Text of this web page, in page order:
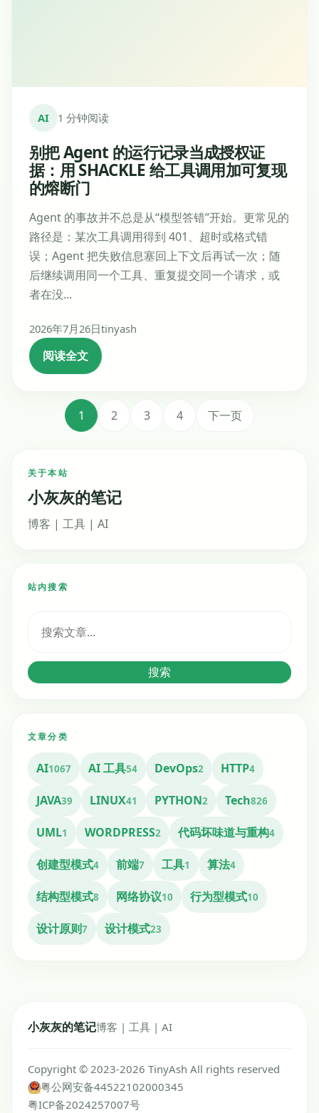
AI 1 分钟阅读
别把 Agent 的运行记录当成授权证
据：用 SHACKLE 给工具调用加可复现
的熔断门
Agent 的事故并不总是从“模型答错”开始。更常见的
路径是：某次工具调用得到 401、超时或格式错
误；Agent 把失败信息塞回上下文后再试一次；随
后继续调用同一个工具、重复提交同一个请求，或
者在没...
2026年7月26日tinyash
阅读全文
1 2 3 4 下一页
关于本站
小灰灰的笔记
博客 | 工具 | AI
站内搜索
索：
搜索
文章分类
AI1067 AI 工具54 DevOps2 HTTP4
JAVA39 LINUX41 PYTHON2 Tech826
UML1 WORDPRESS2 代码坏味道与重构4
创建型模式4 前端7 工具1 算法4
结构型模式8 网络协议10 行为型模式10
设计原则7 设计模式23
小灰灰的笔记博客 | 工具 | AI
Copyright © 2023-2026 TinyAsh All rights reserved
粤公网安备44522102000345
粤ICP备2024257007号